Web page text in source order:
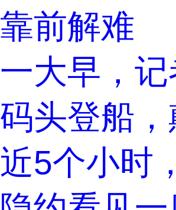
靠前解难
一大早，记
码头登船，
近5个小时